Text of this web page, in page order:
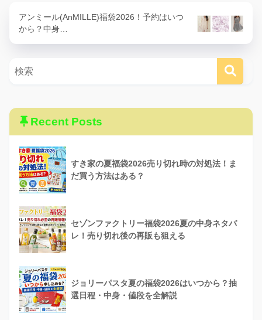
アンミール(AnMILLE)福袋2026！予約はいつ
から？中身…
Recent Posts
すき家の夏福袋2026売り切れ時の対処法！ま
だ買う方法はある？
セゾンファクトリー福袋2026夏の中身ネタバ
レ！売り切れ後の再販も狙える
ジョリーパスタ夏の福袋2026はいつから？抽
選日程・中身・値段を全解説